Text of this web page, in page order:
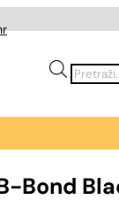
search
Bond